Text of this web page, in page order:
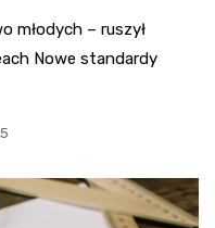
młodych – ruszył
Nowe standardy